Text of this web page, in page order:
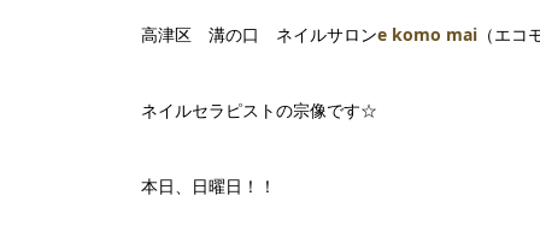
高津区 溝の口 ネイルサロンe komo mai （エコ
ネイルセラピストの宗像です☆
本日、日曜日！！